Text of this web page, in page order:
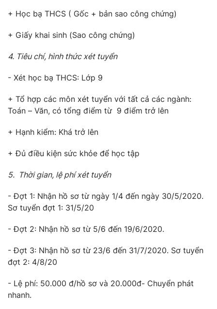
+ Học bạ THCS ( Gốc + bản sao công chứng)
+ Giấy khai sinh (Sao công chứng)
4. Tiêu chí, hình thức xét tuyển
- Xét học bạ THCS: Lớp 9
+ Tổ hợp các môn xét tuyển với tất cả các ngành:
Toán – Văn, có tổng điểm từ 9 điểm trở lên
+ Hạnh kiểm: Khá trở lên
+ Đủ điều kiện sức khỏe để học tập
5. Thời gian, lệ phí xét tuyển
- Đợt 1: Nhận hồ sơ từ ngày 1/4 đến ngày 30/5/2020.
Sơ tuyển đợt 1: 31/5/20
- Đợt 2: Nhận hồ sơ từ 5/6 đến 19/6/2020.
- Đợt 3: Nhận hồ sơ từ 23/6 đến 31/7/2020. Sơ tuyển
đợt 2: 4/8/20
- Lệ phí: 50.000 đ/hồ sơ và 20.000đ- Chuyển phát
nhanh.